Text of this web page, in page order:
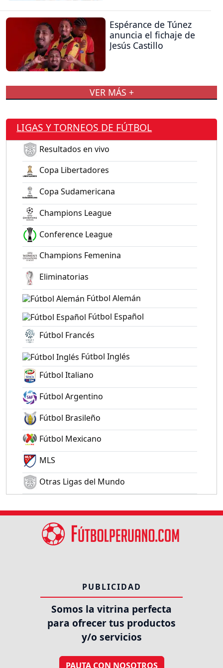
Espérance de Túnez
anuncia el fichaje de
Jesús Castillo
VER MÁS +
LIGAS Y TORNEOS DE FÚTBOL
Resultados en vivo
Copa Libertadores
Copa Sudamericana
Champions League
Conference League
Champions Femenina
Eliminatorias
Fútbol Alemán
Fútbol Español
Fútbol Francés
Fútbol Inglés
Fútbol Italiano
Fútbol Argentino
Fútbol Brasileño
Fútbol Mexicano
MLS
Otras Ligas del Mundo
PUBLICIDAD
Somos la vitrina perfecta
para ofrecer tus productos
y/o servicios
PAUTA CON NOSOTROS